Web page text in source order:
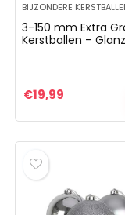
BIJZONDERE
3-150 mm Extra
Kerstballen –
€19,99